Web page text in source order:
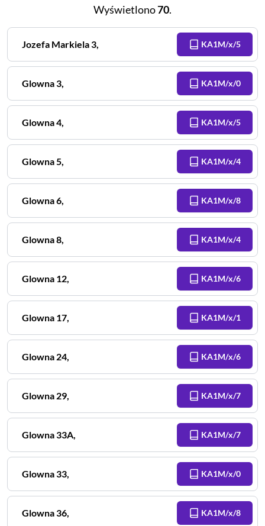
Wyświetlono70.
Jozefa Markiela3, KA1M/x/5
Glowna3, KA1M/x/0
Glowna4, KA1M/x/5
Glowna5, KA1M/x/4
Glowna6, KA1M/x/8
Glowna8, KA1M/x/4
Glowna 12, KA1M/x/6
Glowna 17, KA1M/x/1
Glowna 24, KA1M/x/6
Glowna 29, KA1M/x/7
Glowna33A, KA1M/x/7
Glowna33, KA1M/x/0
Glowna36, KA1M/x/8